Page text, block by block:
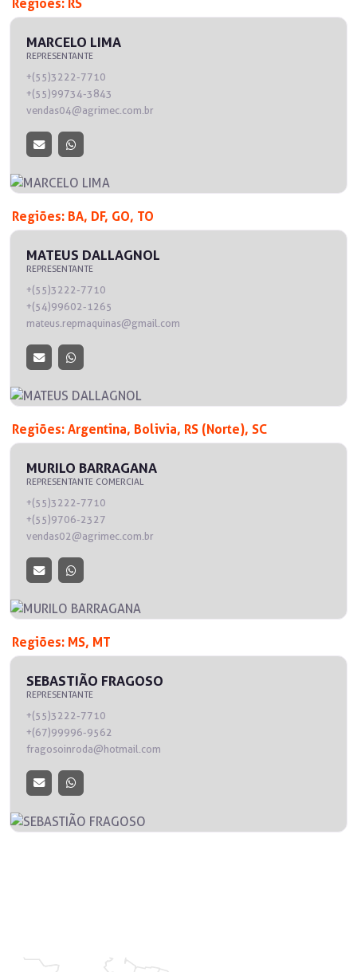
Regiões: RS
MARCELO LIMA
REPRESENTANTE
+(55)3222-7710
+(55)99734-3843
vendas04@agrimec.com.br
Regiões: BA, DF, GO, TO
MATEUS DALLAGNOL
REPRESENTANTE
+(55)3222-7710
+(54)99602-1265
mateus.repmaquinas@gmail.com
Regiões: Argentina, Bolivia, RS (Norte), SC
MURILO BARRAGANA
REPRESENTANTE COMERCIAL
+(55)3222-7710
+(55)9706-2327
vendas02@agrimec.com.br
Regiões: MS, MT
SEBASTIÃO FRAGOSO
REPRESENTANTE
+(55)3222-7710
+(67)99996-9562
fragosoinroda@hotmail.com